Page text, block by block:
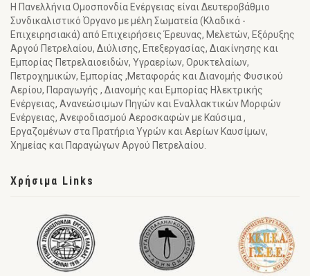
Η Πανελλήνια Ομοσπονδία Ενέργειας είναι Δευτεροβάθμιο
Συνδικαλιστικό Όργανο με μέλη Σωματεία (Κλαδικά -
Επιχειρησιακά) από Επιχειρήσεις Έρευνας, Μελετών, Εξόρυξης
Αργού Πετρελαίου, Διύλισης, Επεξεργασίας, Διακίνησης και
Εμπορίας Πετρελαιοειδών, Υγραερίων, Ορυκτελαίων,
Πετροχημικών, Εμπορίας ,Μεταφοράς και Διανομής Φυσικού
Αερίου, Παραγωγής , Διανομής και Εμπορίας Ηλεκτρικής
Ενέργειας, Ανανεώσιμων Πηγών και Εναλλακτικών Μορφών
Ενέργειας, Ανεφοδιασμού Αεροσκαφών με Καύσιμα ,
Εργαζομένων στα Πρατήρια Υγρών και Αερίων Καυσίμων,
Χημείας και Παραγώγων Αργού Πετρελαίου.
Χρήσιμα Links